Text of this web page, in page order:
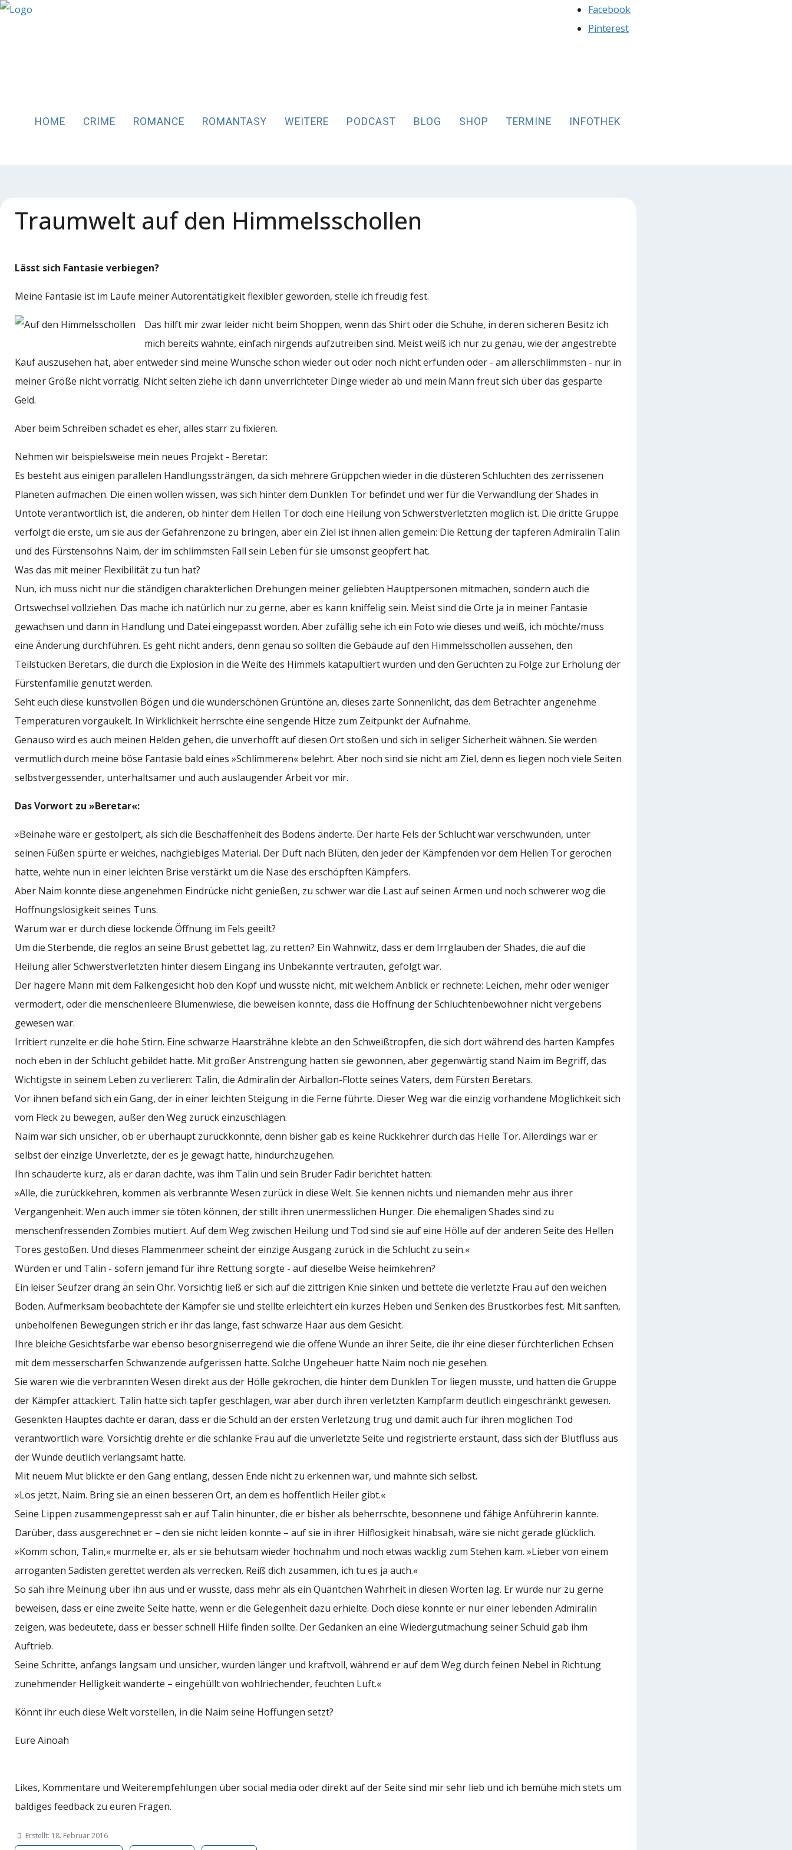
Facebook
Pinterest
HOME CRIME ROMANCE ROMANTASY WEITERE PODCAST BLOG SHOP TERMINE INFOTHEK
Traumwelt auf den Himmelsschollen
Lässt sich Fantasie verbiegen?
Meine Fantasie ist im Laufe meiner Autorentätigkeit flexibler geworden, stelle ich freudig fest.
Das hilft mir zwar leider nicht beim Shoppen, wenn das Shirt oder die Schuhe, in deren sicheren Besitz ich
mich bereits wähnte, einfach nirgends aufzutreiben sind. Meist weiß ich nur zu genau, wie der angestrebte
Kauf auszusehen hat, aber entweder sind meine Wünsche schon wieder out oder noch nicht erfunden oder - am allerschlimmsten - nur in
meiner Größe nicht vorrätig. Nicht selten ziehe ich dann unverrichteter Dinge wieder ab und mein Mann freut sich über das gesparte
Geld.
Aber beim Schreiben schadet es eher, alles starr zu fixieren.
Nehmen wir beispielsweise mein neues Projekt - Beretar:
Es besteht aus einigen parallelen Handlungssträngen, da sich mehrere Grüppchen wieder in die düsteren Schluchten des zerrissenen
Planeten aufmachen. Die einen wollen wissen, was sich hinter dem Dunklen Tor befindet und wer für die Verwandlung der Shades in
Untote verantwortlich ist, die anderen, ob hinter dem Hellen Tor doch eine Heilung von Schwerstverletzten möglich ist. Die dritte Gruppe
verfolgt die erste, um sie aus der Gefahrenzone zu bringen, aber ein Ziel ist ihnen allen gemein: Die Rettung der tapferen Admiralin Talin
und des Fürstensohns Naim, der im schlimmsten Fall sein Leben für sie umsonst geopfert hat.
Was das mit meiner Flexibilität zu tun hat?
Nun, ich muss nicht nur die ständigen charakterlichen Drehungen meiner geliebten Hauptpersonen mitmachen, sondern auch die
Ortswechsel vollziehen. Das mache ich natürlich nur zu gerne, aber es kann kniffelig sein. Meist sind die Orte ja in meiner Fantasie
gewachsen und dann in Handlung und Datei eingepasst worden. Aber zufällig sehe ich ein Foto wie dieses und weiß, ich möchte/muss
eine Änderung durchführen. Es geht nicht anders, denn genau so sollten die Gebäude auf den Himmelsschollen aussehen, den
Teilstücken Beretars, die durch die Explosion in die Weite des Himmels katapultiert wurden und den Gerüchten zu Folge zur Erholung der
Fürstenfamilie genutzt werden.
Seht euch diese kunstvollen Bögen und die wunderschönen Grüntöne an, dieses zarte Sonnenlicht, das dem Betrachter angenehme
Temperaturen vorgaukelt. In Wirklichkeit herrschte eine sengende Hitze zum Zeitpunkt der Aufnahme.
Genauso wird es auch meinen Helden gehen, die unverhofft auf diesen Ort stoßen und sich in seliger Sicherheit wähnen. Sie werden
vermutlich durch meine böse Fantasie bald eines »Schlimmeren« belehrt. Aber noch sind sie nicht am Ziel, denn es liegen noch viele Seiten
selbstvergessender, unterhaltsamer und auch auslaugender Arbeit vor mir.
Das Vorwort zu »Beretar«:
»Beinahe wäre er gestolpert, als sich die Beschaffenheit des Bodens änderte. Der harte Fels der Schlucht war verschwunden, unter
seinen Füßen spürte er weiches, nachgiebiges Material. Der Duft nach Blüten, den jeder der Kämpfenden vor dem Hellen Tor gerochen
hatte, wehte nun in einer leichten Brise verstärkt um die Nase des erschöpften Kämpfers.
Aber Naim konnte diese angenehmen Eindrücke nicht genießen, zu schwer war die Last auf seinen Armen und noch schwerer wog die
Hoffnungslosigkeit seines Tuns.
Warum war er durch diese lockende Öffnung im Fels geeilt?
Um die Sterbende, die reglos an seine Brust gebettet lag, zu retten? Ein Wahnwitz, dass er dem Irrglauben der Shades, die auf die
Heilung aller Schwerstverletzten hinter diesem Eingang ins Unbekannte vertrauten, gefolgt war.
Der hagere Mann mit dem Falkengesicht hob den Kopf und wusste nicht, mit welchem Anblick er rechnete: Leichen, mehr oder weniger
vermodert, oder die menschenleere Blumenwiese, die beweisen konnte, dass die Hoffnung der Schluchtenbewohner nicht vergebens
gewesen war.
Irritiert runzelte er die hohe Stirn. Eine schwarze Haarsträhne klebte an den Schweißtropfen, die sich dort während des harten Kampfes
noch eben in der Schlucht gebildet hatte. Mit großer Anstrengung hatten sie gewonnen, aber gegenwärtig stand Naim im Begriff, das
Wichtigste in seinem Leben zu verlieren: Talin, die Admiralin der Airballon-Flotte seines Vaters, dem Fürsten Beretars.
Vor ihnen befand sich ein Gang, der in einer leichten Steigung in die Ferne führte. Dieser Weg war die einzig vorhandene Möglichkeit sich
vom Fleck zu bewegen, außer den Weg zurück einzuschlagen.
Naim war sich unsicher, ob er überhaupt zurückkonnte, denn bisher gab es keine Rückkehrer durch das Helle Tor. Allerdings war er
selbst der einzige Unverletzte, der es je gewagt hatte, hindurchzugehen.
Ihn schauderte kurz, als er daran dachte, was ihm Talin und sein Bruder Fadir berichtet hatten:
»Alle, die zurückkehren, kommen als verbrannte Wesen zurück in diese Welt. Sie kennen nichts und niemanden mehr aus ihrer
Vergangenheit. Wen auch immer sie töten können, der stillt ihren unermesslichen Hunger. Die ehemaligen Shades sind zu
menschenfressenden Zombies mutiert. Auf dem Weg zwischen Heilung und Tod sind sie auf eine Hölle auf der anderen Seite des Hellen
Tores gestoßen. Und dieses Flammenmeer scheint der einzige Ausgang zurück in die Schlucht zu sein.«
Würden er und Talin - sofern jemand für ihre Rettung sorgte - auf dieselbe Weise heimkehren?
Ein leiser Seufzer drang an sein Ohr. Vorsichtig ließ er sich auf die zittrigen Knie sinken und bettete die verletzte Frau auf den weichen
Boden. Aufmerksam beobachtete der Kämpfer sie und stellte erleichtert ein kurzes Heben und Senken des Brustkorbes fest. Mit sanften,
unbeholfenen Bewegungen strich er ihr das lange, fast schwarze Haar aus dem Gesicht.
Ihre bleiche Gesichtsfarbe war ebenso besorgniserregend wie die offene Wunde an ihrer Seite, die ihr eine dieser fürchterlichen Echsen
mit dem messerscharfen Schwanzende aufgerissen hatte. Solche Ungeheuer hatte Naim noch nie gesehen.
Sie waren wie die verbrannten Wesen direkt aus der Hölle gekrochen, die hinter dem Dunklen Tor liegen musste, und hatten die Gruppe
der Kämpfer attackiert. Talin hatte sich tapfer geschlagen, war aber durch ihren verletzten Kampfarm deutlich eingeschränkt gewesen.
Gesenkten Hauptes dachte er daran, dass er die Schuld an der ersten Verletzung trug und damit auch für ihren möglichen Tod
verantwortlich wäre. Vorsichtig drehte er die schlanke Frau auf die unverletzte Seite und registrierte erstaunt, dass sich der Blutfluss aus
der Wunde deutlich verlangsamt hatte.
Mit neuem Mut blickte er den Gang entlang, dessen Ende nicht zu erkennen war, und mahnte sich selbst.
»Los jetzt, Naim. Bring sie an einen besseren Ort, an dem es hoffentlich Heiler gibt.«
Seine Lippen zusammengepresst sah er auf Talin hinunter, die er bisher als beherrschte, besonnene und fähige Anführerin kannte.
Darüber, dass ausgerechnet er – den sie nicht leiden konnte – auf sie in ihrer Hilflosigkeit hinabsah, wäre sie nicht gerade glücklich.
»Komm schon, Talin,« murmelte er, als er sie behutsam wieder hochnahm und noch etwas wacklig zum Stehen kam. »Lieber von einem
arroganten Sadisten gerettet werden als verrecken. Reiß dich zusammen, ich tu es ja auch.«
So sah ihre Meinung über ihn aus und er wusste, dass mehr als ein Quäntchen Wahrheit in diesen Worten lag. Er würde nur zu gerne
beweisen, dass er eine zweite Seite hatte, wenn er die Gelegenheit dazu erhielte. Doch diese konnte er nur einer lebenden Admiralin
zeigen, was bedeutete, dass er besser schnell Hilfe finden sollte. Der Gedanken an eine Wiedergutmachung seiner Schuld gab ihm
Auftrieb.
Seine Schritte, anfangs langsam und unsicher, wurden länger und kraftvoll, während er auf dem Weg durch feinen Nebel in Richtung
zunehmender Helligkeit wanderte – eingehüllt von wohlriechender, feuchten Luft.«
Könnt ihr euch diese Welt vorstellen, in die Naim seine Hoffungen setzt?
Eure Ainoah
Likes, Kommentare und Weiterempfehlungen über social media oder direkt auf der Seite sind mir sehr lieb und ich bemühe mich stets um
baldiges feedback zu euren Fragen.
Erstellt: 18. Februar 2016